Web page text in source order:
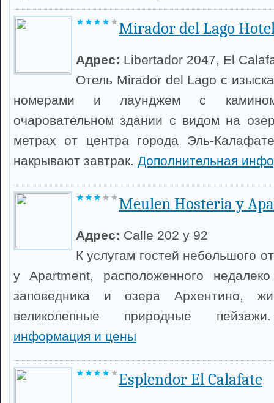
Mirador del Lago
Адрес: Libertador 2047, El
Отель Mirador del Lago с
номерами и лаунджем с
очаровательном здании с видом на
метрах от центра города Эль-
накрывают завтрак. Дополнительная
Meulen Hosteria y
Адрес: Calle 202 y 92
К услугам гостей небольшого
y Apartment, расположенного недалеко
заповедника и озера Архентино,
великолепные природные
информация и цены
Esplendor El Calafate